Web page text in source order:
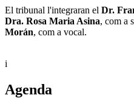
El tribunal l'integraran el Dr.
Dra. Rosa Maria Asina, com a
Morán, com a vocal.
i
Agenda